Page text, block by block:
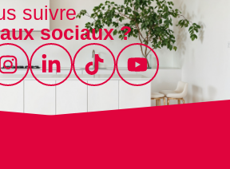
suivre
sociaux ?